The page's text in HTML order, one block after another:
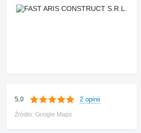
5.0 2 opinii
Źródło: Google Maps